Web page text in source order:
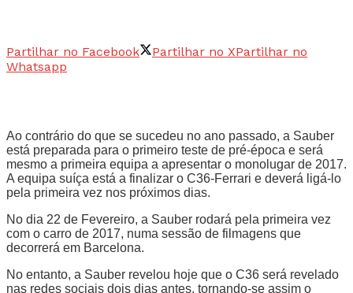
Partilhar no Facebook Partilhar no XPartilhar no
Whatsapp
Ao contrário do que se sucedeu no ano passado, a Sauber
está preparada para o primeiro teste de pré-época e será
mesmo a primeira equipa a apresentar o monolugar de 2017.
A equipa suíça está a finalizar o C36-Ferrari e deverá ligá-lo
pela primeira vez nos próximos dias.
No dia 22 de Fevereiro, a Sauber rodará pela primeira vez
com o carro de 2017, numa sessão de filmagens que
decorrerá em Barcelona.
No entanto, a Sauber revelou hoje que o C36 será revelado
nas redes sociais dois dias antes, tornando-se assim o